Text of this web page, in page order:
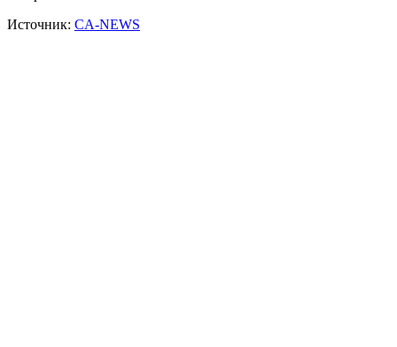
Источник: CA-NEWS